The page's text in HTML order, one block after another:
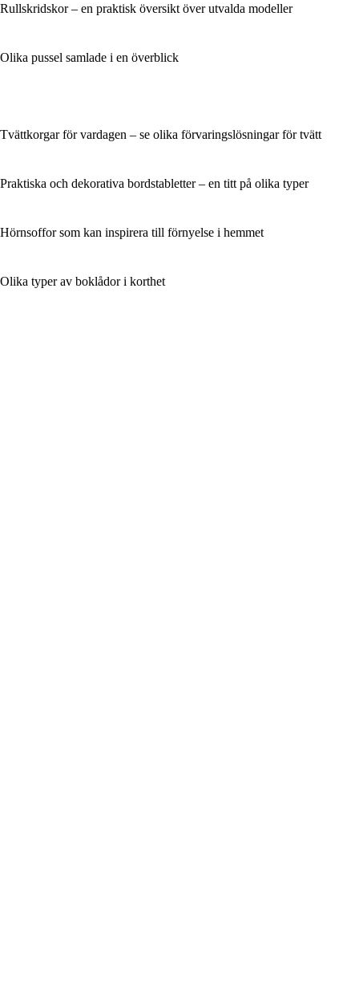
Rullskridskor – en praktisk översikt över utvalda modeller
Olika pussel samlade i en överblick
Tvättkorgar för vardagen – se olika förvaringslösningar för tvätt
Praktiska och dekorativa bordstabletter – en titt på olika typer
Hörnsoffor som kan inspirera till förnyelse i hemmet
Olika typer av boklådor i korthet